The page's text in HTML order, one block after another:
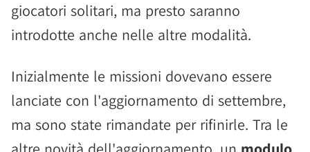
giocatori solitari, ma presto saranno
introdotte anche nelle altre modalità.
Inizialmente le missioni dovevano essere
lanciate con l'aggiornamento di settembre,
ma sono state rimandate per rifinirle. Tra le